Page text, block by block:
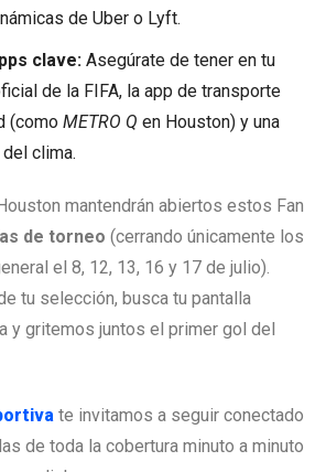
de Uber o Lyft.
clave: Asegúrate de tener en tu
de la FIFA, la app de transporte
(como METRO Q en Houston) y una
clima.
mantendrán abiertos estos Fan
de torneo (cerrando únicamente los
el 8, 12, 13, 16 y 17 de julio).
tu selección, busca tu pantalla
y gritemos juntos el primer gol del
te invitamos a seguir conectado
de toda la cobertura minuto a minuto